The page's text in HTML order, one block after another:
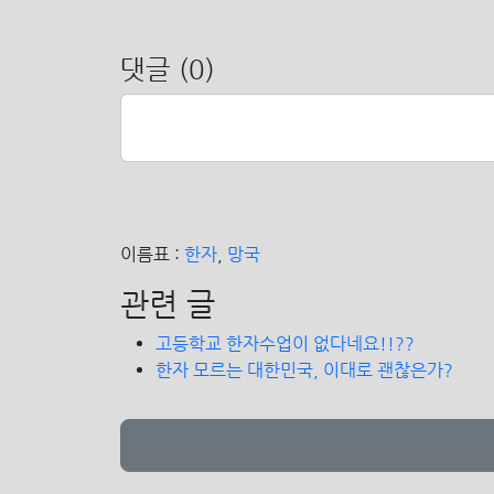
댓글 (0)
이름표 : 한자 망국
관련 글
고등학교 한자수업이 없다네요!!??
한자 모르는 대한민국, 이대로 괜찮은가?